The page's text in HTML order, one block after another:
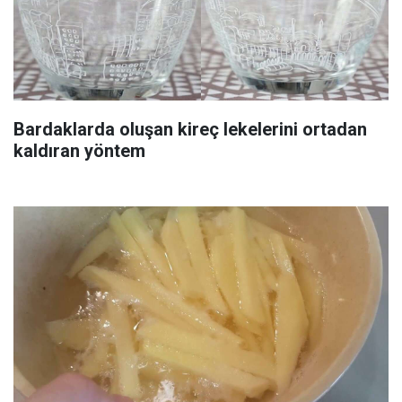
Bardaklarda oluşan kireç lekelerini ortadan
kaldıran yöntem